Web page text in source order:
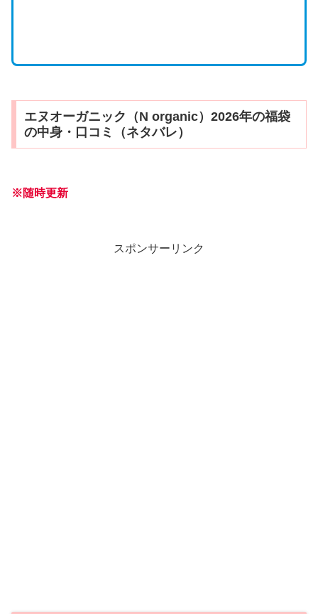
エヌオーガニック（N organic）2026年の福袋
の中身・口コミ（ネタバレ）
※随時更新
スポンサーリンク